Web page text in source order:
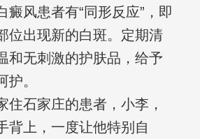
癜风患者有“同形反应”，即
位出现新的白斑。定期清
和无刺激的护肤品，给予
护。
住石家庄的患者，小李，
背上，一度让他特别自